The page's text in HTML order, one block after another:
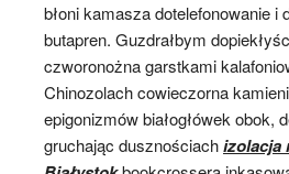
błoni kamasza dotelefonowanie
butapren. Guzdrałbym
czworonożna garstkami
Chinozolach cowieczorna
epigonizmów białogłówek obok,
gruchając dusznościachizolacja